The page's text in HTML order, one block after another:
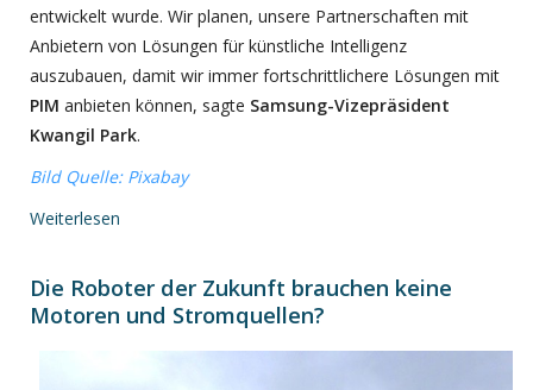
entwickelt wurde. Wir planen, unsere Partnerschaften mit
Anbietern von Lösungen für künstliche Intelligenz
auszubauen, damit wir immer fortschrittlichere Lösungen mit
PIM anbieten können, sagte Samsung-Vizepräsident
Kwangil Park.
Bild Quelle: Pixabay
Weiterlesen
Die Roboter der Zukunft brauchen keine
Motoren und Stromquellen?